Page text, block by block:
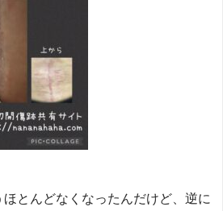
とんどなくなったんだけど、逆に